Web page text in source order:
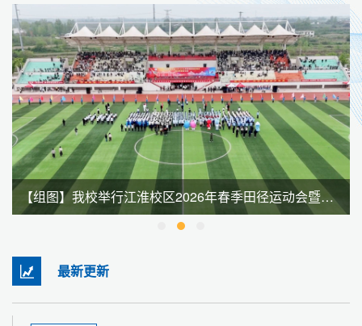
【组图】我校举行江淮校区2026年春季田径运动会暨全民健身大会
最新更新